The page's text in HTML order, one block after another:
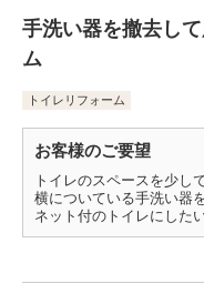
手洗い器を撤去し
ム
トイレリフォーム
お客様のご要望
トイレのスペースを少し
横についている手洗い器
ネット付のトイレにしたい